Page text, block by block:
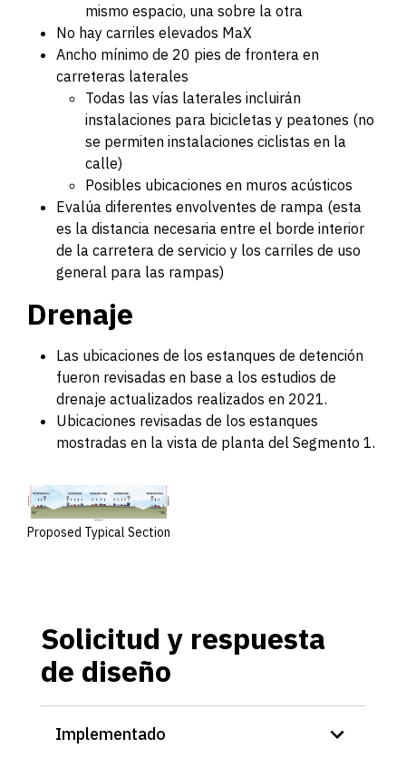
mismo espacio, una sobre la otra
No hay carriles elevados MaX
Ancho mínimo de 20 pies de frontera en
carreteras laterales
Todas las vías laterales incluirán
instalaciones para bicicletas y peatones (no
se permiten instalaciones ciclistas en la
calle)
Posibles ubicaciones en muros acústicos
Evalúa diferentes envolventes de rampa (esta
es la distancia necesaria entre el borde interior
de la carretera de servicio y los carriles de uso
general para las rampas)
Drenaje
Las ubicaciones de los estanques de detención
fueron revisadas en base a los estudios de
drenaje actualizados realizados en 2021.
Ubicaciones revisadas de los estanques
mostradas en la vista de planta del Segmento 1.
Proposed Typical Section
Solicitud y respuesta
de diseño
Implementado